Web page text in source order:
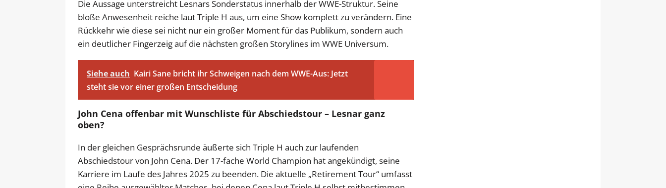
Die Aussage unterstreicht Lesnars Sonderstatus innerhalb der WWE-Struktur. Seine
bloße Anwesenheit reiche laut Triple H aus, um eine Show komplett zu verändern. Eine
Rückkehr wie diese sei nicht nur ein großer Moment für das Publikum, sondern auch
ein deutlicher Fingerzeig auf die nächsten großen Storylines im WWE Universum.
Siehe auch Kairi Sane bricht ihr Schweigen nach dem WWE-Aus: Jetzt
steht sie vor einer großen Entscheidung
John Cena offenbar mit Wunschliste für Abschiedstour – Lesnar ganz
oben?
In der gleichen Gesprächsrunde äußerte sich Triple H auch zur laufenden
Abschiedstour von John Cena. Der 17-fache World Champion hat angekündigt, seine
Karriere im Laufe des Jahres 2025 zu beenden. Die aktuelle „Retirement Tour“ umfasst